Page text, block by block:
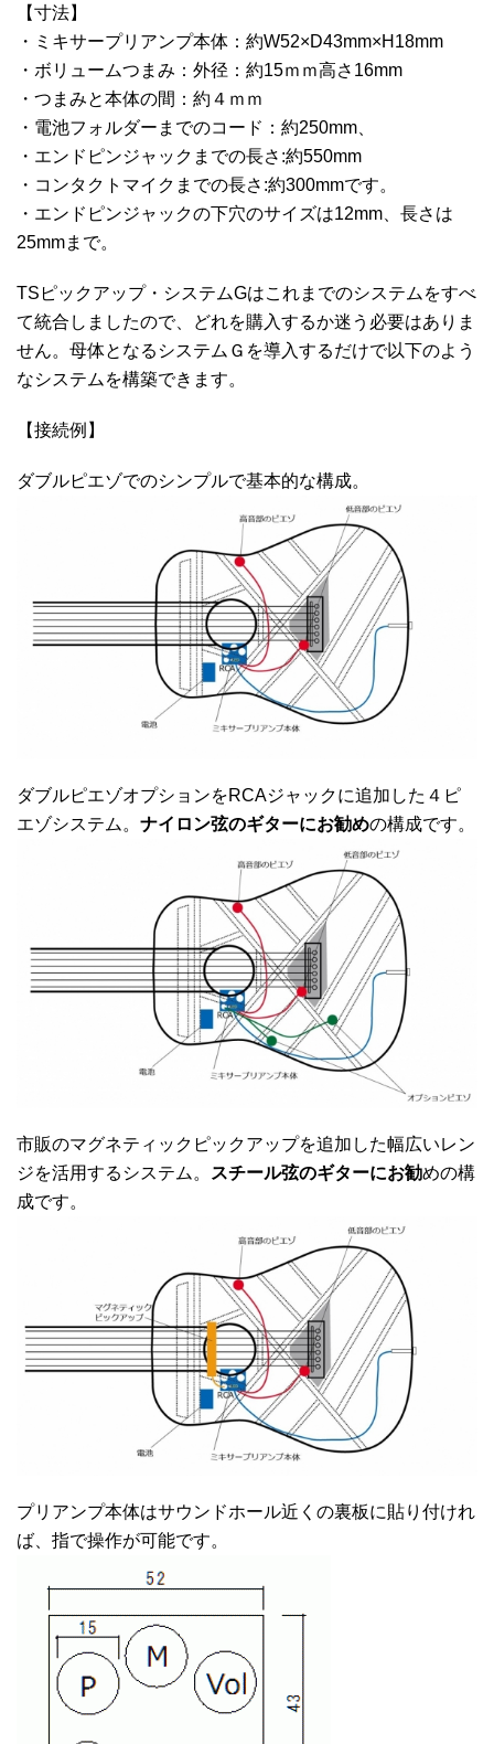
【寸法】
・ミキサープリアンプ本体：約W52×D43mm×H18mm
・ボリュームつまみ：外径：約15ｍｍ高さ16mm
・つまみと本体の間：約４ｍｍ
・電池フォルダーまでのコード：約250mm、
・エンドピンジャックまでの長さ:約550mm
・コンタクトマイクまでの長さ:約300mmです。
・エンドピンジャックの下穴のサイズは12mm、長さは
25mmまで。
TSピックアップ・システムGはこれまでのシステムをすべ
て統合しましたので、どれを購入するか迷う必要はありま
せん。母体となるシステムＧを導入するだけで以下のよう
なシステムを構築できます。
【接続例】
ダブルピエゾでのシンプルで基本的な構成。
ダブルピエゾオプションをRCAジャックに追加した４ピ
エゾシステム。 ナイロン弦のギターにお勧めの構成です。
市販のマグネティックピックアップを追加した幅広いレン
ジを活用するシステム。
スチール弦のギターにお勧めの構
成です。
プリアンプ本体はサウンドホール近くの裏板に貼り付けれ
ば、指で操作が可能です。